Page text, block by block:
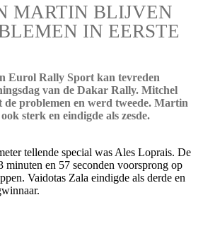
MARTIN BLIJVEN
IN EERSTE
Eurol Rally Sport kan tevreden
van de Dakar Rally. Mitchel
problemen en werd tweede. Martin
sterk en eindigde als zesde.
tellende special was Ales Loprais. De
minuten en 57 seconden voorsprong op
Vaidotas Zala eindigde als derde en